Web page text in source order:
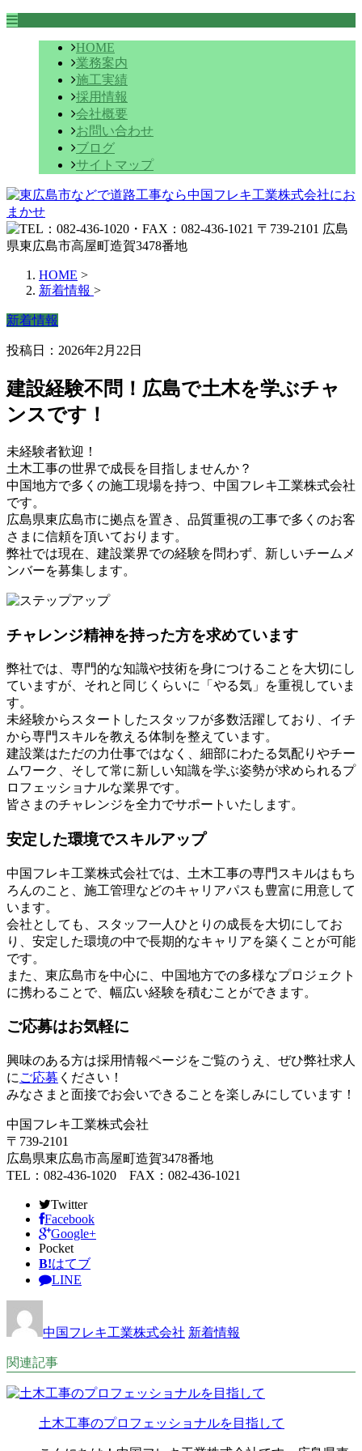
HOME
業務案内
施工実績
採用情報
会社概要
お問い合わせ
ブログ
サイトマップ
HOME >
新着情報 >
新着情報
投稿日：2026年2月22日
建設経験不問！広島で土木を学ぶチャ
ンスです！
未経験者歓迎！
土木工事の世界で成長を目指しませんか？
中国地方で多くの施工現場を持つ、中国フレキ工業株式会社
です。
広島県東広島市に拠点を置き、品質重視の工事で多くのお客
さまに信頼を頂いております。
弊社では現在、建設業界での経験を問わず、新しいチームメ
ンバーを募集します。
チャレンジ精神を持った方を求めています
弊社では、専門的な知識や技術を身につけることを大切にし
ていますが、それと同じくらいに「やる気」を重視していま
す。
未経験からスタートしたスタッフが多数活躍しており、イチ
から専門スキルを教える体制を整えています。
建設業はただの力仕事ではなく、細部にわたる気配りやチー
ムワーク、そして常に新しい知識を学ぶ姿勢が求められるプ
ロフェッショナルな業界です。
皆さまのチャレンジを全力でサポートいたします。
安定した環境でスキルアップ
中国フレキ工業株式会社では、土木工事の専門スキルはもち
ろんのこと、施工管理などのキャリアパスも豊富に用意して
います。
会社としても、スタッフ一人ひとりの成長を大切にしてお
り、安定した環境の中で長期的なキャリアを築くことが可能
です。
また、東広島市を中心に、中国地方での多様なプロジェクト
に携わることで、幅広い経験を積むことができます。
ご応募はお気軽に
興味のある方は採用情報ページをご覧のうえ、ぜひ弊社求人
に ご応募 ください！
みなさまと面接でお会いできることを楽しみにしています！
中国フレキ工業株式会社
〒739-2101
広島県東広島市高屋町造賀3478番地
TEL：082-436-1020 FAX：082-436-1021
Twitter
Facebook
Google+
Pocket
B!はてブ
LINE
中国フレキ工業株式会社 新着情報
関連記事
土木工事のプロフェッショナルを目指して